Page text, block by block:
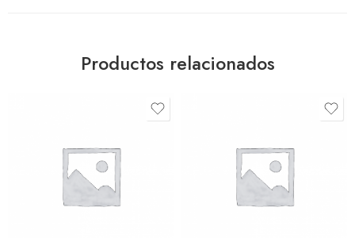
Productos relacionados